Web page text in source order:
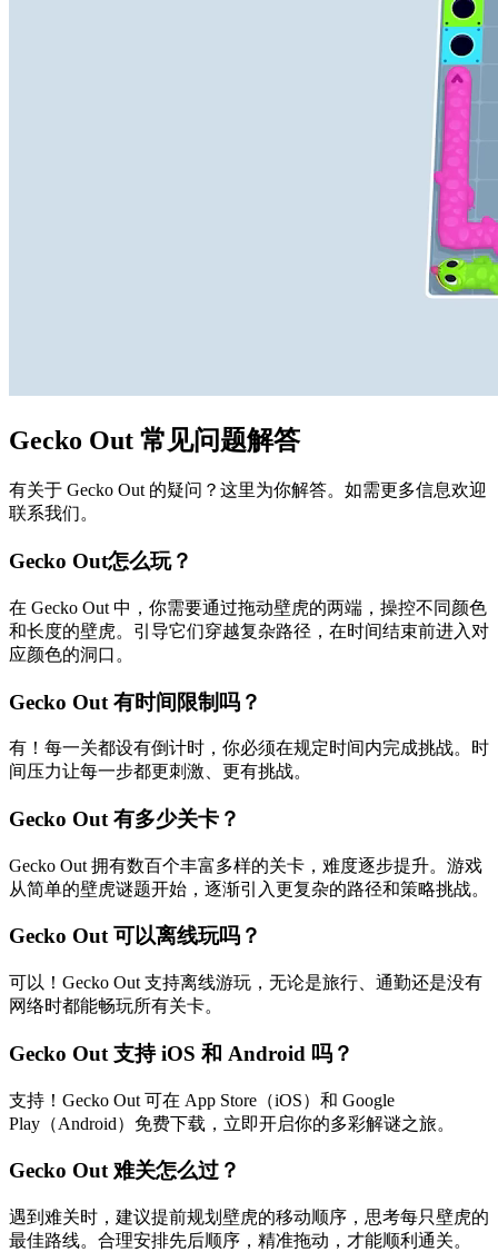
Gecko Out 常见问题解答
有关于 Gecko Out 的疑问？这里为你解答。如需更多信息欢迎
联系我们。
Gecko Out怎么玩？
在 Gecko Out 中，你需要通过拖动壁虎的两端，操控不同颜色
和长度的壁虎。引导它们穿越复杂路径，在时间结束前进入对
应颜色的洞口。
Gecko Out 有时间限制吗？
有！每一关都设有倒计时，你必须在规定时间内完成挑战。时
间压力让每一步都更刺激、更有挑战。
Gecko Out 有多少关卡？
Gecko Out 拥有数百个丰富多样的关卡，难度逐步提升。游戏
从简单的壁虎谜题开始，逐渐引入更复杂的路径和策略挑战。
Gecko Out 可以离线玩吗？
可以！Gecko Out 支持离线游玩，无论是旅行、通勤还是没有
网络时都能畅玩所有关卡。
Gecko Out 支持 iOS 和 Android 吗？
支持！Gecko Out 可在 App Store（iOS）和 Google
Play（Android）免费下载，立即开启你的多彩解谜之旅。
Gecko Out 难关怎么过？
遇到难关时，建议提前规划壁虎的移动顺序，思考每只壁虎的
最佳路线。合理安排先后顺序，精准拖动，才能顺利通关。